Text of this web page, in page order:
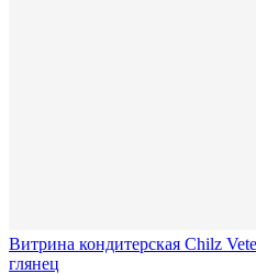
Витрина кондитерская Chilz
глянец